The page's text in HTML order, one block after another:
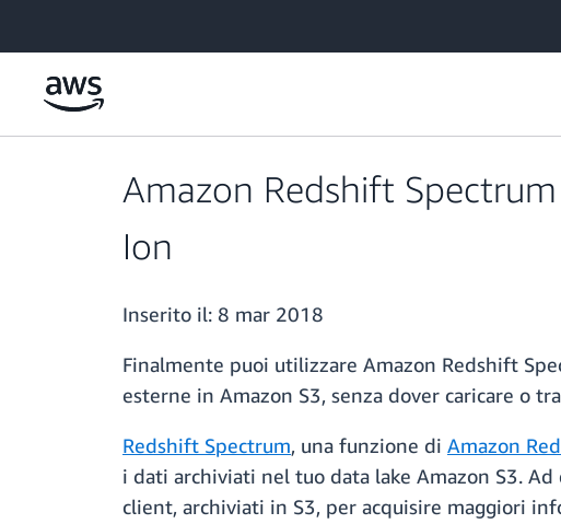
Amazon Redshift
Ion
Inserito il: 8 mar 2018
Finalmente puoi utilizzare Amazon Redshift
esterne in Amazon S3, senza dover caricare o
Redshift Spectrum, una funzione di Amazon
i dati archiviati nel tuo data lake Amazon S3.
client, archiviati in S3, per acquisire maggiori